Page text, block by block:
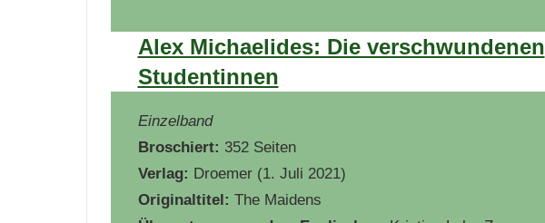
Alex Michaelides: Die verschwundenen
Studentinnen
Einzelband
Broschiert: 352 Seiten
Verlag: Droemer (1. Juli 2021)
Originaltitel: The Maidens